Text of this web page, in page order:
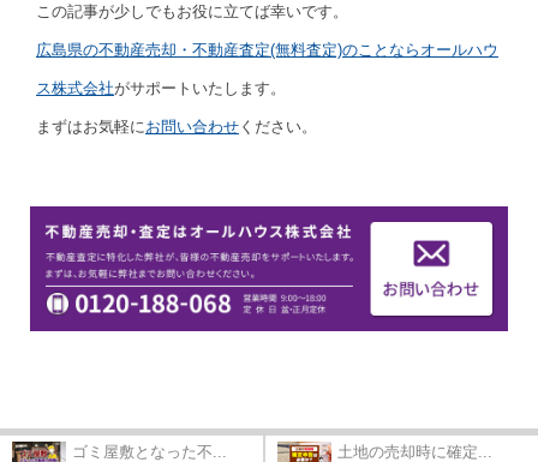
この記事が少しでもお役に立てば幸いです。
広島県の不動産売却・不動産査定(無料査定)のことなら オールハウ
ス株式会社がサポートいたします。
まずはお気軽に お問い合わせ ください。
ゴミ屋敷となった不... 土地の売却時に確定...